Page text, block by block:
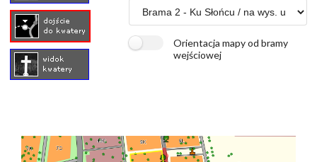
Orientacja mapy od bramy
wejściowej